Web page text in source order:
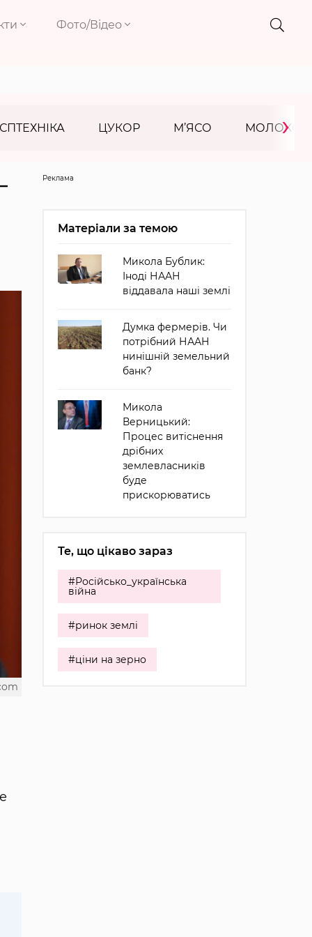
Фото/Відео
ЦУКОР М’ЯСО МОЛОКО
›
Реклама
Матеріали за темою
Микола Бублик:
Іноді НААН
віддавала наші землі
Думка фермерів. Чи
потрібний НААН
нинішній земельний
банк?
Микола
Верницький:
Процес витіснення
дрібних
землевласників
буде
прискорюватись
Те, що цікаво зараз
#Російсько_українська
війна
#ринок землі
#ціни на зерно